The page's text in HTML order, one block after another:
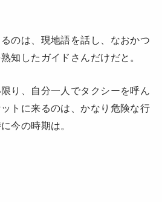
のは、現地語を話し、なおかつ
知したガイドさんだけだと。
り、自分一人でタクシーを呼ん
トに来るのは、かなり危険な行
今の時期は。